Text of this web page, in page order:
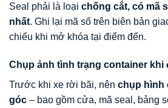
Seal phải là loại chống cắt, có mã
nhất. Ghi lại mã số trên biên bản
chiếu khi mở khóa tại điểm đến.
Chụp ảnh tình trạng container khi
Trước khi xe rời bãi, nên chụp hình
góc – bao gồm cửa, mã seal, bảng